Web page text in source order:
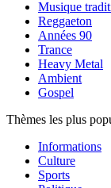
Musique
Reggaeton
Années 90
Trance
Heavy Metal
Ambient
Gospel
Thèmes les plus
Informations
Culture
Sports